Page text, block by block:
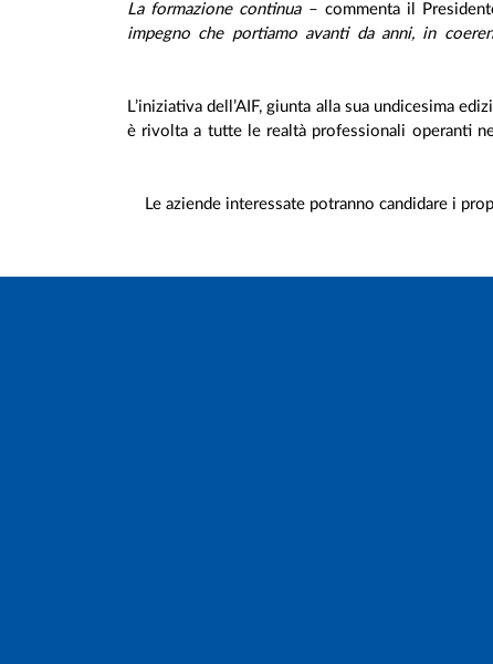
commenta il
impegno che portiamo avanti da anni, in
L’iniziativa dell’AIF, giunta alla sua undicesima
è rivolta a tutte le realtà professionali operanti
Le aziende interessate potranno candidare i